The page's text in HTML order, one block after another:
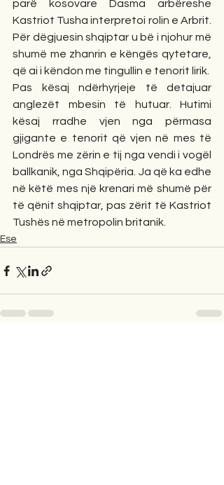
parë kosovare Dasma arbëreshe
Kastriot Tusha interpretoi rolin e Arbrit.
Për dëgjuesin shqiptar u bë i njohur më
shumë me zhanrin e këngës qytetare,
që ai i këndon me tingullin e tenorit lirik.
Pas kësaj ndërhyrjeje të detajuar
anglezët mbesin të hutuar. Hutimi
kësaj rradhe vjen nga përmasa
gjigante e tenorit që vjen në mes të
Londrës me zërin e tij nga vendi i vogël
ballkanik, nga Shqipëria. Ja që ka edhe
në këtë mes një krenari më shumë për
të qënit shqiptar, pas zërit të Kastriot
Tushës në metropolin britanik.
Ese